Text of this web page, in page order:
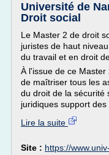
Université de
Droit social
Le Master 2 de droit
juristes de haut
du travail et en droit
À l'issue de ce
de maîtriser tous les
du droit de la sécurité
juridiques support des
Lire la suite
Site : https://